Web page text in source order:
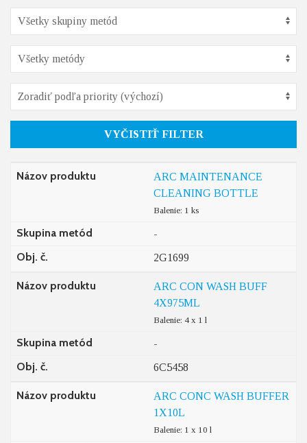
VYČISTIŤ FILTER
Názov produktu
ARC MAINTENANCE
CLEANING BOTTLE
Balenie: 1 ks
Skupina metód -
Obj. č. 2G1699
Názov produktu
ARC CON WASH BUFF
4X975ML
Balenie: 4 x 1 l
Skupina metód -
Obj. č. 6C5458
Názov produktu
ARC CONC WASH BUFFER
1X10L
Balenie: 1 x 10 l